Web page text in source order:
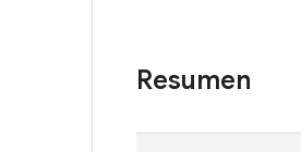
Resumen